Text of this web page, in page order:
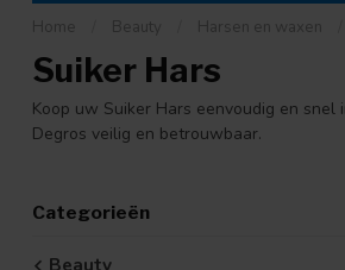
Home Beauty Harsen en waxen
Suiker Hars
Koop uw Suiker Hars eenvoudig en
Degros veilig en betrouwbaar.
Categorieën
Beauty